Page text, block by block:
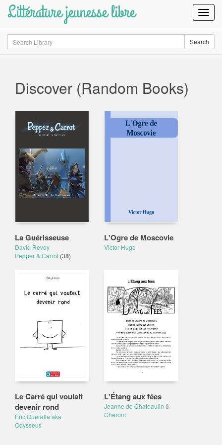
Littérature jeunesse libre
Search Search
Discover (Random Books)
La Guérisseuse
David Revoy
Pepper & Carrot (38)
L'Ogre de Moscovie
Victor Hugo
Le Carré qui voulait
devenir rond
Éric Querelle aka
Odysseus
L'Étang aux fées
Jeanne de Chateaulin &
Cherom